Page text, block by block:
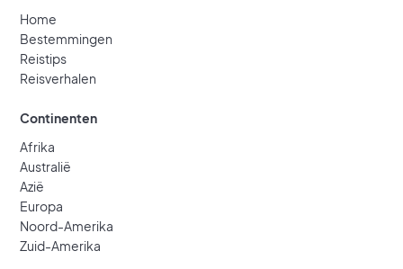
Home
Bestemmingen
Reistips
Reisverhalen
Continenten
Afrika
Australië
Azië
Europa
Noord-Amerika
Zuid-Amerika